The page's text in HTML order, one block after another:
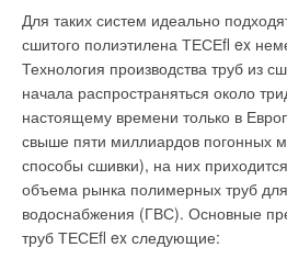
Для таких систем идеально
сшитого полиэтилена ТЕСЕﬂ ex
Технология производства труб из
начала распространяться около
настоящему времени только в
свыше пяти миллиардов погонных
способы сшивки), на них
объема рынка полимерных труб для
водоснабжения (ГВС). Основные
труб ТЕСЕﬂ ex следующие:
Табл. 3.
диаметры муфт
реактопластов,
армированных
стекловолокном*
технологического прогресса. ООО «
предприятие концерна KSB, имеет
федеральных округах Российской
компании в Беларуси, Казахстане,
Читайте по теме:
→
Международный концерн KSB -
изобретений и инноваций
ЖУРНАЛ СОК 2021
→ Арматура KSB для систем ОВК